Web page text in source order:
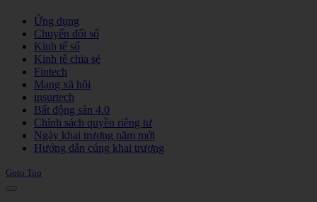
Ứng dụng
Chuyển đổi số
Kinh tế số
Kinh tế chia sẻ
Fintech
Mạng xã hội
insurtech
Bất động sản 4.0
Chính sách quyền riêng tư
Ngày khai trương năm mới
Hướng dẫn cúng khai trương
Goto Top